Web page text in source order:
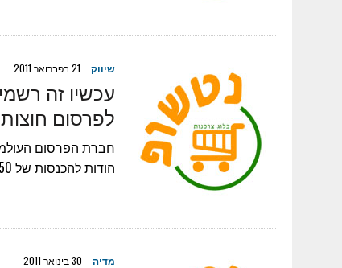
שיווק 21 בפברואר 2011
לפרסום חוצות
הודות להכנסות של 2,350 מיליון אירו (3,115 מיליון דולר) בשנת 2010! ז'אן שארל דקו,…
מדיה 30 בינואר 2011